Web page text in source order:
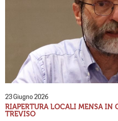
23 Giugno 2026
RIAPERTURA LOCALI MENSA IN
TREVISO